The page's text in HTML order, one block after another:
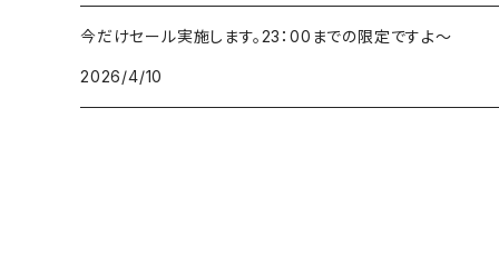
今だけセール実施します。23：00までの限定ですよ～
2026/4/10